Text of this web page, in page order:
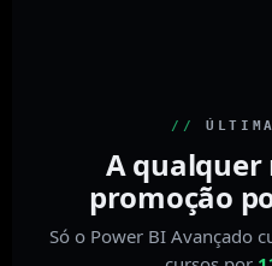
//
A qualquer
promoção
Só o Power BI Avançado